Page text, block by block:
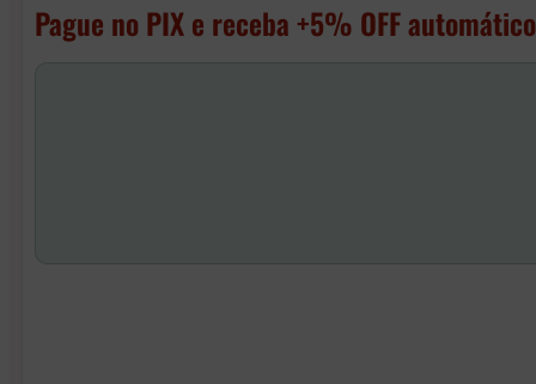
Pague no PIX e receba +5% OFF